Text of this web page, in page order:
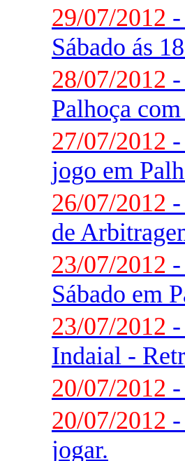
29/07/2012
Sábado ás
28/07/2012
Palhoça
27/07/2012
jogo em
26/07/2012
de
23/07/2012
Sábado em
23/07/2012
Indaial -
20/07/2012
20/07/2012
jogar.